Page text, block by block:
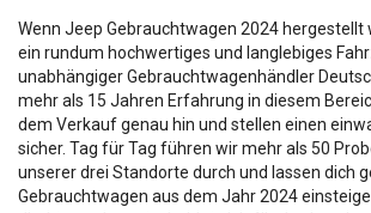
Wenn Jeep Gebrauchtwagen 2024 hergestellt
ein rundum hochwertiges und langlebiges
unabhängiger Gebrauchtwagenhändler
mehr als 15 Jahren Erfahrung in diesem
dem Verkauf genau hin und stellen einen
sicher. Tag für Tag führen wir mehr als 50
unserer drei Standorte durch und lassen dich
Gebrauchtwagen aus dem Jahr 2024